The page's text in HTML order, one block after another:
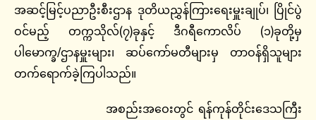
အဆင့်မြင့်ပညာဦးစီးဌာန ဒုတိယညွှန်ကြားရေးမှူးချုပ်၊ ပြိုင်ပွဲ
ဝင်မည့် တက္ကသိုလ်(၇)ခုနှင့် ဒီဂရီကောလိပ် (၁)ခုတို့မှ
ပါမောက္ခ/ဌာနမှူးများ၊ ဆပ်ကော်မတီများမှ တာဝန်ရှိသူများ
တက်ရောက်ခဲ့ကြပါသည်။
အစည်းအဝေးတွင် ရန်ကုန်တိုင်းဒေသကြီး